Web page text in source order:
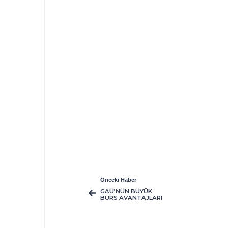
Önceki Haber
GAÜ’NÜN BÜYÜK
BURS AVANTAJLARI